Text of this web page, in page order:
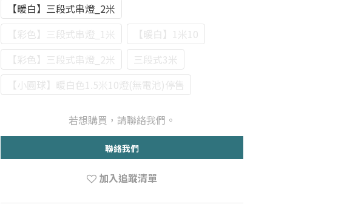
【暖白】三段式串燈_2米
【彩色】三段式串燈_1米
【暖白】1米10
【彩色】三段式串燈_2米
三段式3米
【小圓球】暖白色1.5米10燈(無電池)停售
若想購買，請聯絡我們。
聯絡我們
加入追蹤清單